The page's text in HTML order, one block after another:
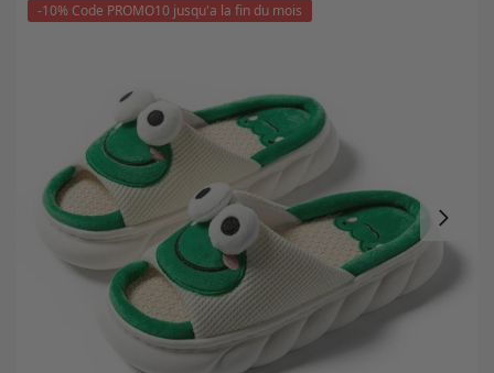
-10% Code PROMO10 jusqu'a la fin du mois